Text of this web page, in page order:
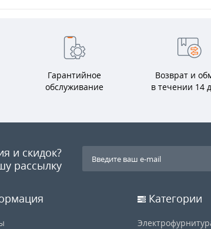
Гарантийное
обслуживание
Возврат и
в течении 14
и скидок?
рассылку
Категории